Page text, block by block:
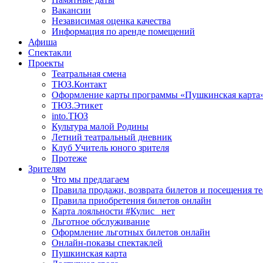
Вакансии
Независимая оценка качества
Информация по аренде помещений
Афиша
Спектакли
Проекты
Театральная смена
ТЮЗ.Контакт
Оформление карты программы «Пушкинская
ТЮЗ.Этикет
into.ТЮЗ
Культура малой Родины
Летний театральный дневник
Клуб Учитель юного зрителя
Протеже
Зрителям
Что мы предлагаем
Правила продажи, возврата билетов и посещения
Правила приобретения билетов онлайн
Карта лояльности #Кулис _нет
Льготное обслуживание
Оформление льготных билетов онлайн
Онлайн-показы спектаклей
Пушкинская карта